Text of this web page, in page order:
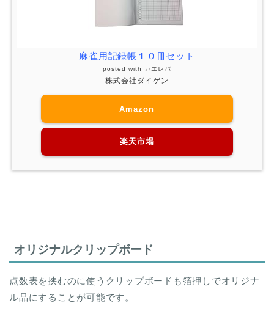
麻雀用記録帳１０冊セット
posted with カエレバ
株式会社ダイゲン
Amazon
楽天市場
オリジナルクリップボード
点数表を挟むのに使うクリップボードも箔押しでオリジナ
ル品にすることが可能です。